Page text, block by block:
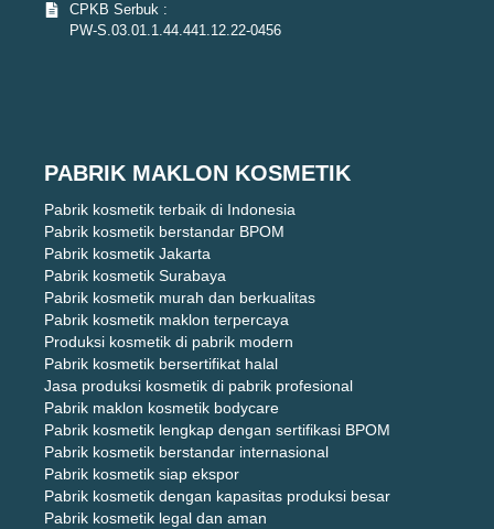
CPKB Serbuk :
PW-S.03.01.1.44.441.12.22-0456
PABRIK MAKLON KOSMETIK
Pabrik kosmetik terbaik di Indonesia
Pabrik kosmetik berstandar BPOM
Pabrik kosmetik Jakarta
Pabrik kosmetik Surabaya
Pabrik kosmetik murah dan berkualitas
Pabrik kosmetik maklon terpercaya
Produksi kosmetik di pabrik modern
Pabrik kosmetik bersertifikat halal
Jasa produksi kosmetik di pabrik profesional
Pabrik maklon kosmetik bodycare
Pabrik kosmetik lengkap dengan sertifikasi BPOM
Pabrik kosmetik berstandar internasional
Pabrik kosmetik siap ekspor
Pabrik kosmetik dengan kapasitas produksi besar
Pabrik kosmetik legal dan aman